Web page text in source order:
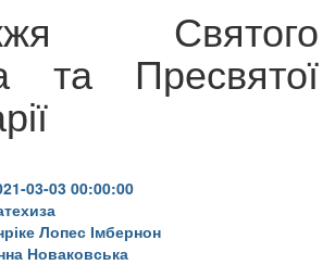
Святого
та Пресвятої
03-03 00:00:00
Лопес Імбернон
Новаковська